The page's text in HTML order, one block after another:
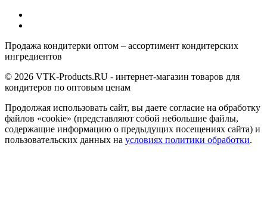
Продажа кондитерки оптом – ассортимент кондитерских
ингредиентов
© 2026 VTK-Products.RU - интернет-магазин товаров для
кондитеров по оптовым ценам
Продолжая использовать сайт, вы даете согласие на обработку
файлов «cookie» (представляют собой небольшие файлы,
содержащие информацию о предыдущих посещениях сайта) и
пользовательских данных на условиях политики обработки.